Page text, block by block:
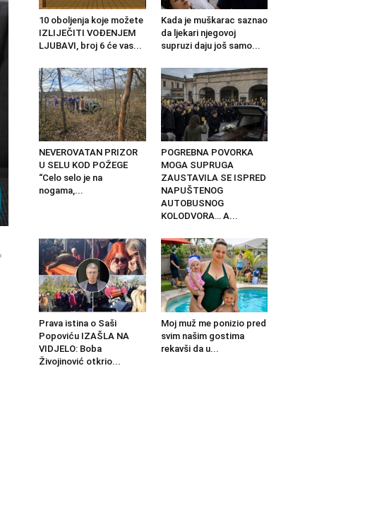
10 oboljenja koje možete
IZLIJEČITI VOĐENJEM
LJUBAVI, broj 6 će vas...
Kada je muškarac saznao
da ljekari njegovoj
supruzi daju još samo...
NEVEROVATAN PRIZOR
U SELU KOD POŽEGE
“Celo selo je na
nogama,...
POGREBNA POVORKA
MOGA SUPRUGA
ZAUSTAVILA SE ISPRED
NAPUŠTENOG
AUTOBUSNOG
KOLODVORA… A...
Prava istina o Saši
Popoviću IZAŠLA NA
VIDJELO: Boba
Živojinović otkrio...
Moj muž me ponizio pred
svim našim gostima
rekavši da u...